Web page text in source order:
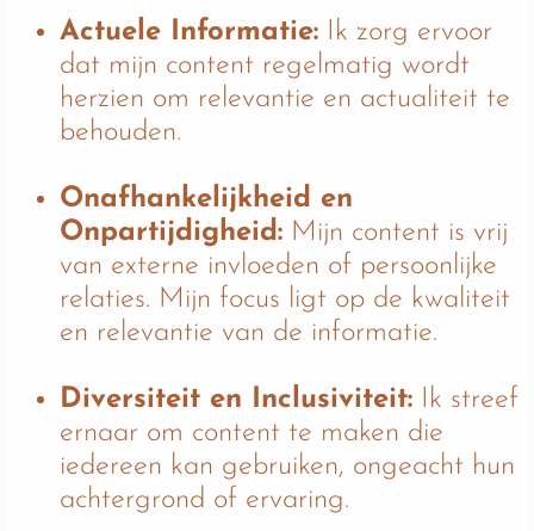
Actuele Informatie: Ik zorg ervoor
dat mijn content regelmatig wordt
herzien om relevantie en actualiteit te
behouden.
Onafhankelijkheid en
Onpartijdigheid: Mijn content is vrij
van externe invloeden of persoonlijke
relaties. Mijn focus ligt op de kwaliteit
en relevantie van de informatie.
Diversiteit en Inclusiviteit: Ik streef
ernaar om content te maken die
iedereen kan gebruiken, ongeacht hun
achtergrond of ervaring.